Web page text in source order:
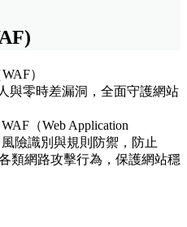
）
與零時差漏洞，全面守護網站
（Web Application
險識別與規則防禦，防止
類網路攻擊行為，保護網站穩